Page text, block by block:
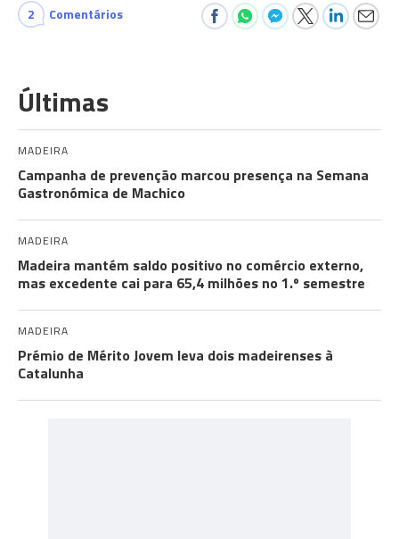
2 Comentários
Últimas
MADEIRA
Campanha de prevenção marcou presença na Semana
Gastronómica de Machico
MADEIRA
Madeira mantém saldo positivo no comércio externo,
mas excedente cai para 65,4 milhões no 1.º semestre
MADEIRA
Prémio de Mérito Jovem leva dois madeirenses à
Catalunha